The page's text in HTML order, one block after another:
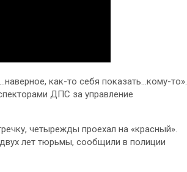
как-то себя показать…кому-то».
ДПС за управление
четырежды проехал на «красный».
лет тюрьмы, сообщили в полиции